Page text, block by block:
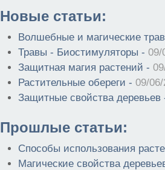
Новые статьи:
Волшебные и магические
Травы - Биостимуляторы -09/
Защитная магия растений -
Растительные обереги -09/
Защитные свойства
Прошлые статьи:
Cпособы использования
Магические свойства